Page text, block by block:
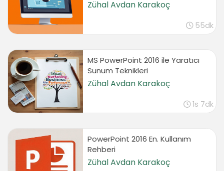
06:11
Grafik Veri Girişi ve Veriyi Düzenlemek
04:42
01:32
Grafik Düzenlerini ve Stillerini Kullanmak
04:03
Grafik Başlık Eksen Etiketi Eklemek
03:44
02:37
Veri Tablosunu Grafikle Birlikte Görüntülemek
03:02
Zühal Avdan Karakoç
55dk
MS PowerPoint 2016 ile Yaratıcı
Sunum Teknikleri
Zühal Avdan Karakoç
1s 7dk
PowerPoint 2016 En. Kullanım
Rehberi
Zühal Avdan Karakoç